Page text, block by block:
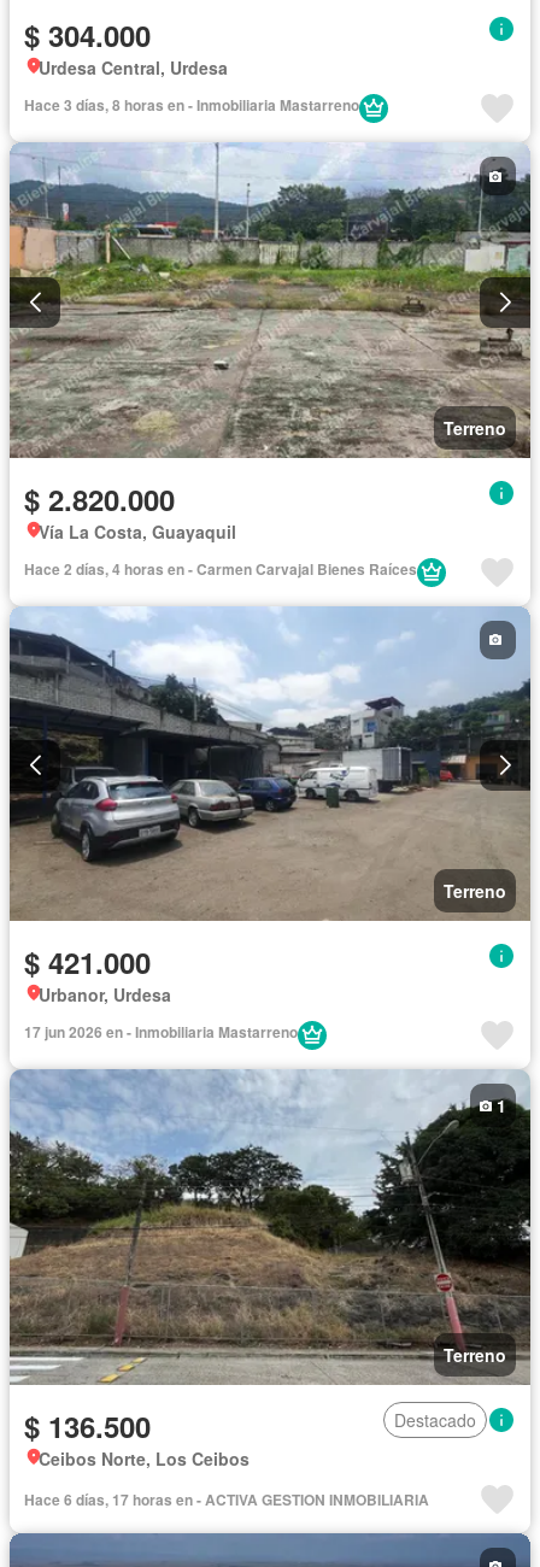
$ 304.000
Urdesa Central, Urdesa
Hace 3 días, 8 horas en - Inmobiliaria Mastarreno
Terreno
$ 2.820.000
Vía La Costa, Guayaquil
Hace 2 días, 4 horas en - Carmen Carvajal Bienes Raíces
Terreno
$ 421.000
Urbanor, Urdesa
17 jun 2026 en - Inmobiliaria Mastarreno
Terreno
1
$ 136.500
Destacado
Ceibos Norte, Los Ceibos
Hace 6 días, 17 horas en - ACTIVA GESTION INMOBILIARIA